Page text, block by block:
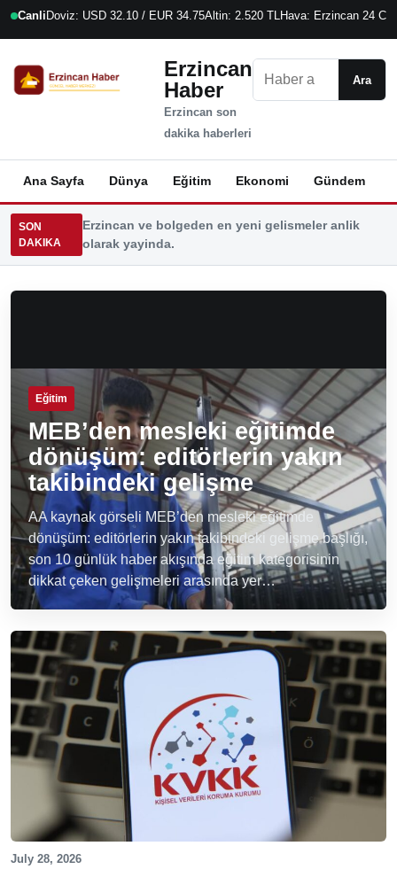
Canli Doviz: USD 32.10 / EUR 34.75Altin: 2.520 TLHava: Erzincan 24 C
Erzincan
Haber
Erzincan son
dakika haberleri
Ara
Ana Sayfa Dünya Eğitim Ekonomi Gündem
SON
DAKIKA
Erzincan ve bolgeden en yeni gelismeler anlik
olarak yayinda.
Eğitim
MEB’den mesleki eğitimde
dönüşüm: editörlerin yakın
takibindeki gelişme
AA kaynak görseli MEB’den mesleki eğitimde
dönüşüm: editörlerin yakın takibindeki gelişme başlığı,
son 10 günlük haber akışında eğitim kategorisinin
dikkat çeken gelişmeleri arasında yer…
July 28, 2026